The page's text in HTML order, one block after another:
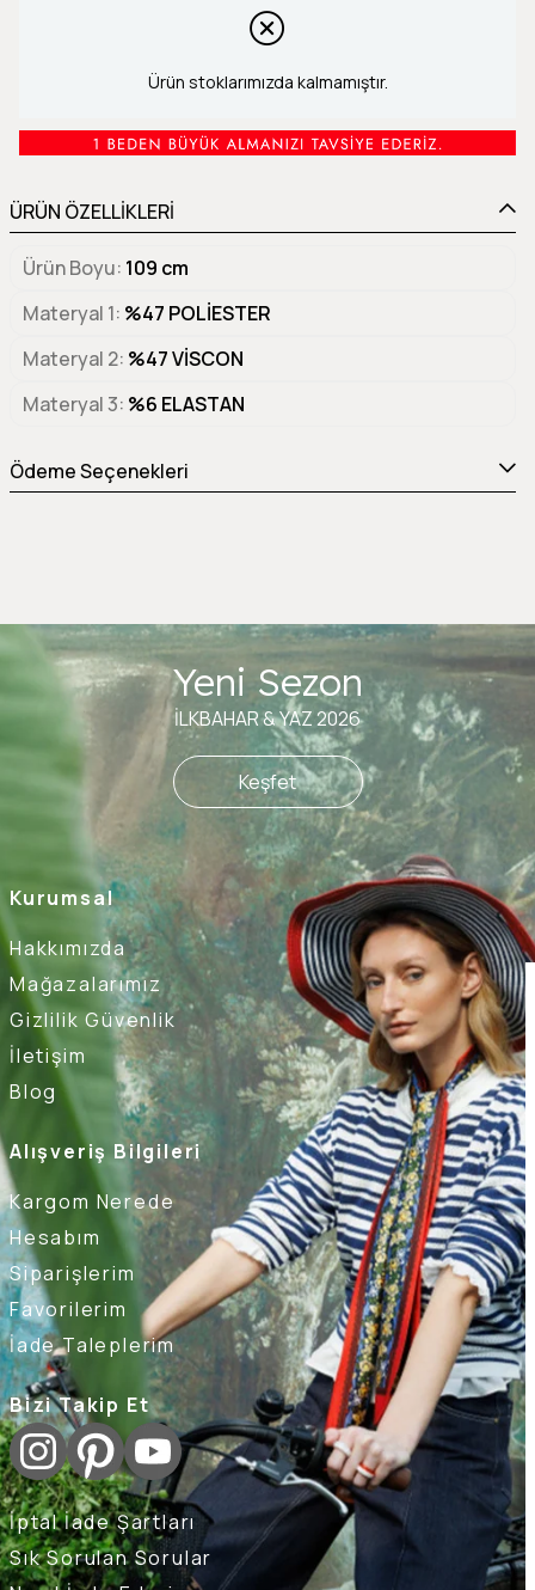
Ürün stoklarımızda kalmamıştır.
ÜRÜN ÖZELLİKLERİ
Ürün Boyu 109 cm
Materyal 1 %47 POLİESTER
Materyal 2 %47 VİSCON
Materyal 3 %6 ELASTAN
Ödeme Seçenekleri
Kurumsal
Hakkımızda
Mağazalarımız
Gizlilik Güvenlik
İletişim
Blog
Alışveriş Bilgileri
Kargom Nerede
Hesabım
Siparişlerim
Favorilerim
İade Taleplerim
Bizi Takip Et
İptal İade Şartları
Sık Sorulan Sorular
Yeni Sezon
İLKBAHAR & YAZ 2026
Keşfet